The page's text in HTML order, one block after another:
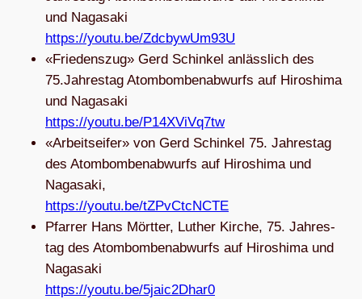
und Naga­saki
https://youtu.be/ZdcbywUm93U
«Frie­dens­zug» Gerd Schin­kel anläss­lich des
75.Jahrestag Atom­bom­ben­ab­wurfs auf Hiro­shima
und Naga­saki
https://youtu.be/P14XViVq7tw
«Arbeits­ei­fer» von Gerd Schin­kel 75. Jah­res­tag
des Atom­bom­ben­ab­wurfs auf Hiro­shima und
Naga­saki,
https://youtu.be/tZPvCtcNCTE
Pfar­rer Hans Mört­ter, Luther Kir­che, 75. Jah­res­
tag des Atom­bom­ben­ab­wurfs auf Hiro­shima und
Naga­saki
https://youtu.be/5jaic2Dhar0